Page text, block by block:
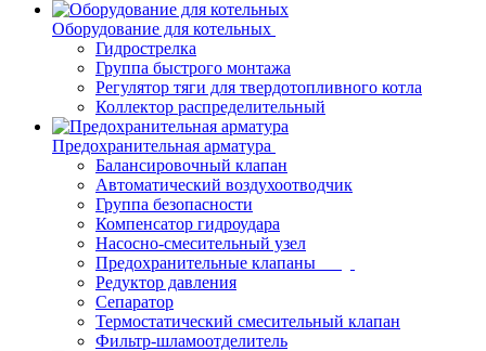
Оборудование для котельных
Гидрострелка
Группа быстрого монтажа
Регулятор тяги для твердотопливного котла
Коллектор распределительный
Предохранительная арматура
Балансировочный клапан
Автоматический воздухоотводчик
Группа безопасности
Компенсатор гидроудара
Насосно-смесительный узел
Предохранительные клапаны
Редуктор давления
Сепаратор
Термостатический смесительный клапан
Фильтр-шламоотделитель